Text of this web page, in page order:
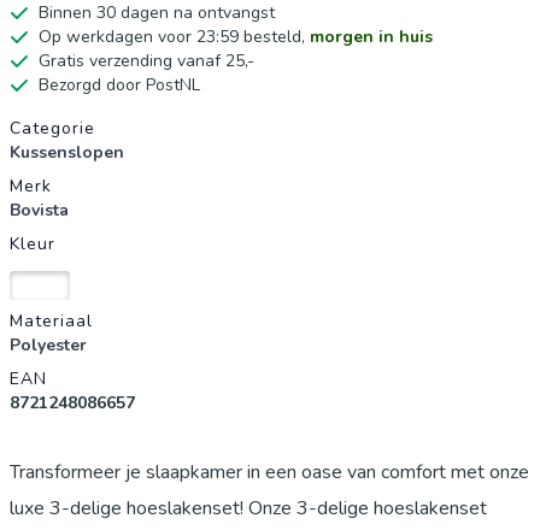
Binnen 30 dagen na ontvangst
Op werkdagen voor 23:59 besteld, morgen in huis
Gratis verzending vanaf 25,-
Bezorgd door PostNL
Productgegevens
Categorie
Kussenslopen
Merk
Bovista
Kleur
Materiaal
Polyester
EAN
8721248086657
Transformeer je slaapkamer in een oase van comfort met onze
luxe 3-delige hoeslakenset! Onze 3-delige hoeslakenset